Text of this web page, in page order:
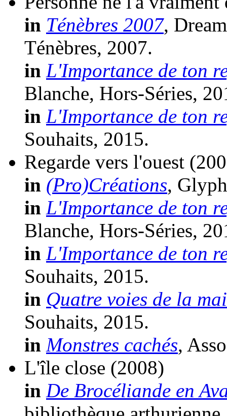
in Ténèbres 2007,
Ténèbres, 2007.
in L'Importance de ton
Blanche, Hors-Séries,
in L'Importance de ton
Souhaits, 2015.
Regarde vers l'ouest
in (Pro)Créations,
in L'Importance de ton
Blanche, Hors-Séries,
in L'Importance de ton
Souhaits, 2015.
in Quatre voies de la
Souhaits, 2015.
in Monstres cachés,
L'île close (2008)
in De Brocéliande en